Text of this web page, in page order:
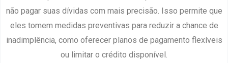
não pagar suas dívidas com mais precisão. Isso permite que
eles tomem medidas preventivas para reduzir a chance de
inadimplência, como oferecer planos de pagamento flexíveis
ou limitar o crédito disponível.